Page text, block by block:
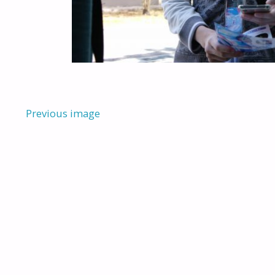
Previous image